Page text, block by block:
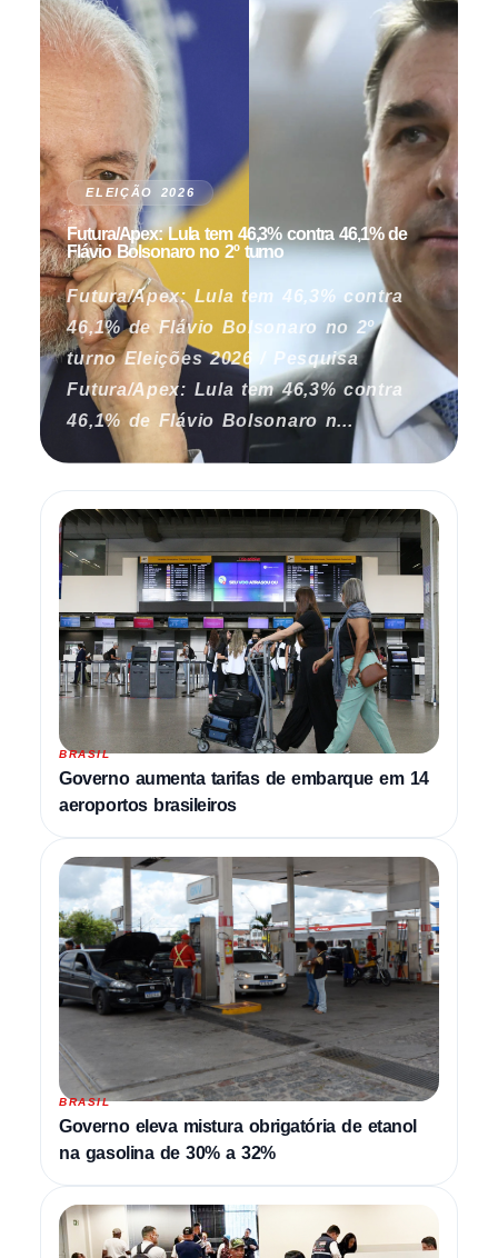
ELEIÇÃO 2026
Futura/Apex: Lula tem 46,3% contra 46,1% de
Flávio Bolsonaro no 2º turno
Futura/Apex: Lula tem 46,3% contra
46,1% de Flávio Bolsonaro no 2º
turno Eleições 2026 / Pesquisa
Futura/Apex: Lula tem 46,3% contra
46,1% de Flávio Bolsonaro n...
BRASIL
Governo aumenta tarifas de embarque em 14
aeroportos brasileiros
BRASIL
Governo eleva mistura obrigatória de etanol
na gasolina de 30% a 32%